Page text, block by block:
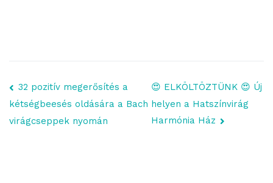
Bejegyzés
lapozó
32 pozitív megerősítés a
kétségbeesés oldására a Bach
virágcseppek nyomán
😍 ELKÖLTÖZTÜNK 😍 Új
helyen a Hatszínvirág
Harmónia Ház